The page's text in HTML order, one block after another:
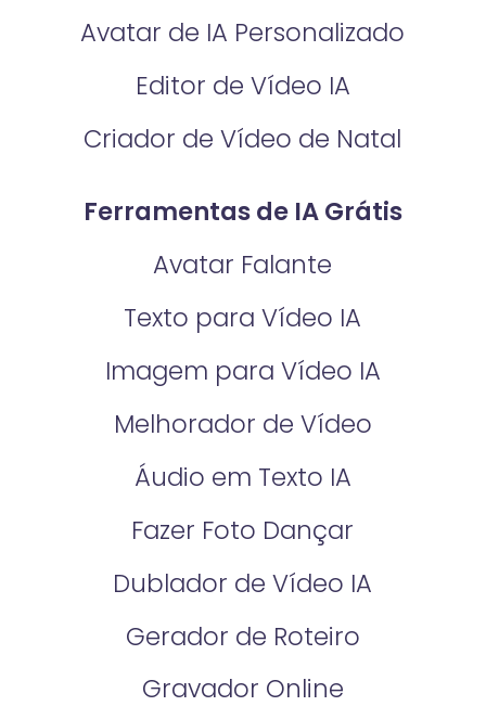
Avatar de IA Personalizado
Editor de Vídeo IA
Criador de Vídeo de Natal
Ferramentas de IA Grátis
Avatar Falante
Texto para Vídeo IA
Imagem para Vídeo IA
Melhorador de Vídeo
Áudio em Texto IA
Fazer Foto Dançar
Dublador de Vídeo IA
Gerador de Roteiro
Gravador Online